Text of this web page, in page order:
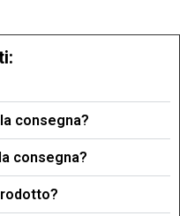
consegna?
consegna?